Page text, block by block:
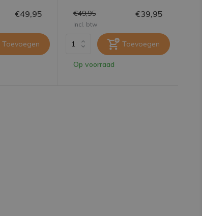
€49,95
Toevoegen
€49,95 €39,95
Incl. btw
Toevoegen
Op voorraad